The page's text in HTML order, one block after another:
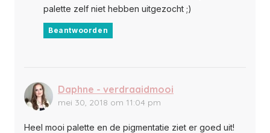
palette zelf niet hebben uitgezocht ;)
Beantwoorden
Daphne - verdraaidmooi
mei 30, 2018 om 11:04 pm
Heel mooi palette en de pigmentatie ziet er goed uit!